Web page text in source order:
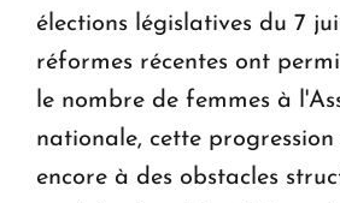
élections législatives du 7
réformes récentes ont
le nombre de femmes à
nationale, cette progression
encore à des obstacles